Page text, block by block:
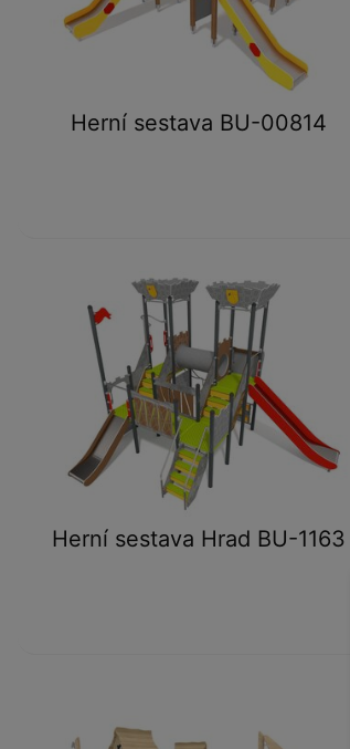
Herní sestava BU-00814
Herní sestava Hrad BU-1163